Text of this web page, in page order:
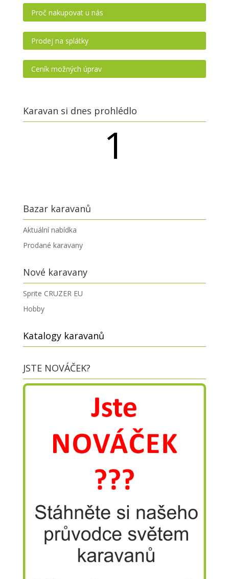
Proč nakupovat u nás
Prodej na splátky
Ceník možných úprav
Karavan si dnes prohlédlo
1
Bazar karavanů
Aktuální nabídka
Prodané karavany
Nové karavany
Sprite CRUZER EU
Hobby
Katalogy karavanů
JSTE NOVÁČEK?